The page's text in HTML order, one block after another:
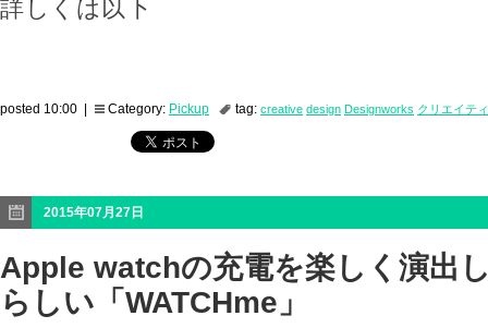
詳しくは以下
posted 10:00 | Category: Pickup tag: creative design Designworks クリエイテ
2015年07月27日
Apple watchの充電を楽しく演出
らしい「WATCHme」